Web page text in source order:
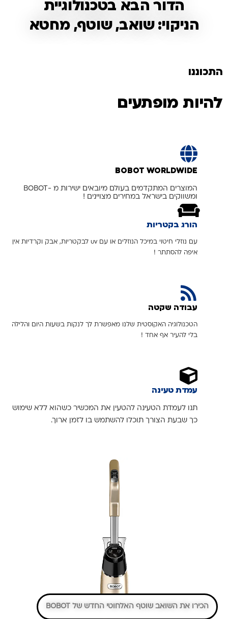
הדור הבא בטכנולוגיית
הניקוי: שואב, שוטף, מחטא
התכוננו
להיות מופתעים
BOBOT WORLDWIDE
המוצרים המתקדמים בעולם מיובאים ישירות מ -BOBOT
ומשווקים בישראל במחירים מצויינים !
הורג בקטריות
עם נוזלי חיטוי במיכל הנוזלים או עם uv לבקטריות, אבק וקרדיות אין
איפה להסתתר !
עבודה שקטה
הטכנולוגיה האקוסטית שלנו מאפשרת לך לנקות בשעות היום והלילה
בלי להעיר אף אחד !
עמדת טעינה
תנו לעמדת הטעינה להטעין את המכשיר כשהוא ללא שימוש
כך שבעת הצורך תוכלו להשתמש בו לזמן ארוך.
הכירו את השואב שוטף האלחוטי החדש של BOBOT